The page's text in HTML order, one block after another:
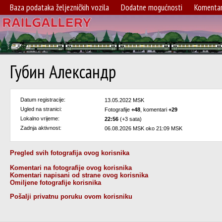
Baza podataka željezničkih vozila Dodatne mogućnosti
Губин Александр
Datum registracije:
13.05.2022 MSK
Ugled na stranici:
Fotografije +48 , komentari +29
Lokalno vrijeme:
22:56 (+3 sata)
Zadnja aktivnost:
06.08.2026 MSK oko 21:09 MSK
Pregled svih fotografija ovog korisnika
Komentari na fotografije ovog korisnika
Komentari napisani od strane ovog korisnika
Omiljene fotografije korisnika
Pošalji privatnu poruku ovom korisniku